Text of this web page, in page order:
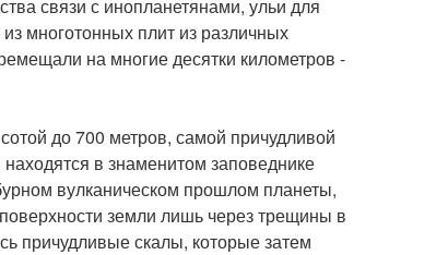
связи с инопланетянами, ульи для
многотонных плит из различных
на многие десятки километров -
до 700 метров, самой причудливой
в знаменитом заповеднике
вулканическом прошлом планеты,
земли лишь через трещины в
причудливые скалы, которые затем